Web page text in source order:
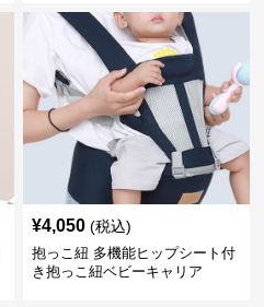
¥4,050 (税込)
抱っこ紐 多機能ヒップシート付
き抱っこ紐ベビーキャリア